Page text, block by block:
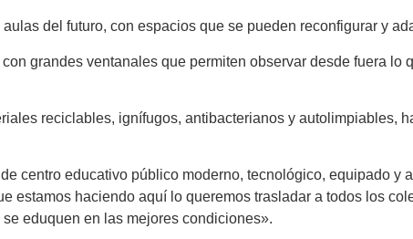
del futuro, con espacios que se pueden reconfigurar y
grandes ventanales que permiten observar desde fuera lo
reciclables, ignífugos, antibacterianos y autolimpiables,
centro educativo público moderno, tecnológico, equipado y
estamos haciendo aquí lo queremos trasladar a todos los
eduquen en las mejores condiciones».